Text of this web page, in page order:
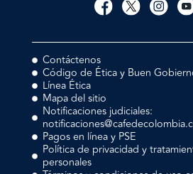
Contáctenos
Código de Ética y Buen
Línea Ética
Mapa del sitio
Notificaciones judiciales:
Pagos en línea y PSE
Política de privacidad y
personales